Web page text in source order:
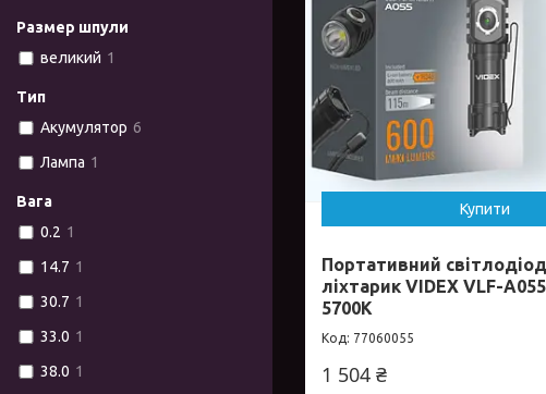
Купити
Портативний
ліхтарик VIDEX VLF-
5700K
77060055
1 504 ₴
Размер шпули
великий 1
Тип
Акумулятор 6
Лампа 1
Вага
0.2 1
14.7 1
30.7 1
33.0 1
38.0 1